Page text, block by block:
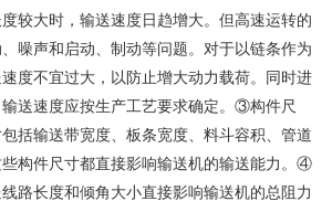
较大时，输送速度日趋增大。但高速运转的
噪声和启动、制动等问题。对于以链条作为
度不宜过大，以防止增大动力载荷。同时进
送速度应按生产工艺要求确定。③构件尺
括输送带宽度、板条宽度、料斗容积、管道
构件尺寸都直接影响输送机的输送能力。④
路长度和倾角大小直接影响输送机的总阻力